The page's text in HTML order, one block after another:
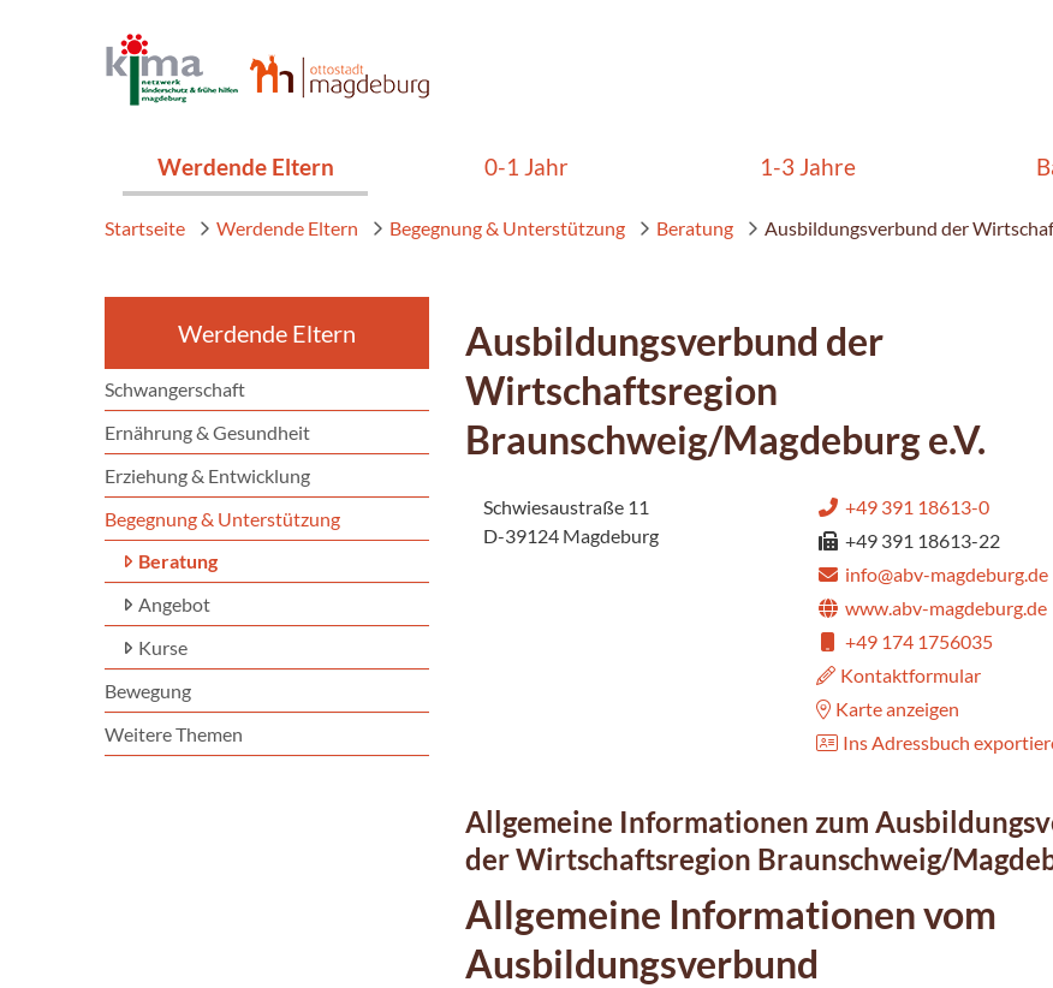
Werdende Eltern 0-1 Jahr 1-3 Jahre
Startseite Werdende Eltern Begegnung & Unterstützung Beratung Ausbildungsverbund der
Werdende Eltern
Schwangerschaft
Ernährung & Gesundheit
Erziehung & Entwicklung
Begegnung & Unterstützung
Beratung
Angebot
Kurse
Bewegung
Weitere Themen
Ausbildungsverbund der
Wirtschaftsregion
Braunschweig/Magdeburg e.V.
Schwiesaustraße 11
D-39124 Magdeburg
+49 391 18613-0
+49 391 18613-22
info@abv-magdeburg.de
www.abv-magdeburg.de
+49 174 1756035
Kontaktformular
Karte anzeigen
Ins Adressbuch
Allgemeine Informationen zum
der Wirtschaftsregion Braunschweig/
Allgemeine Informationen vom
Ausbildungsverbund